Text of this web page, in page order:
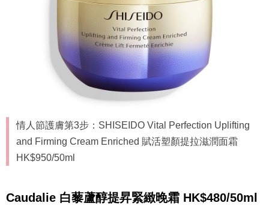
情人節護膚第3步：SHISEIDO Vital Perfection Uplifting
and Firming Cream Enriched 賦活塑顏提拉滋潤面霜
HK$950/50ml
Caudalie 白藜蘆醇提昇緊緻晚霜 HK$480/50ml